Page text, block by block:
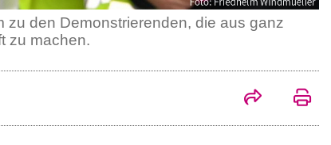
den Demonstrierenden, die aus ganz
zu machen.